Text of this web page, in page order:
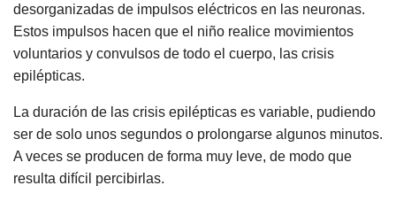
desorganizadas de impulsos eléctricos en las neuronas.
Estos impulsos hacen que el niño realice movimientos
voluntarios y convulsos de todo el cuerpo, las crisis
epilépticas.
La duración de las crisis epilépticas es variable, pudiendo
ser de solo unos segundos o prolongarse algunos minutos.
A veces se producen de forma muy leve, de modo que
resulta difícil percibirlas.